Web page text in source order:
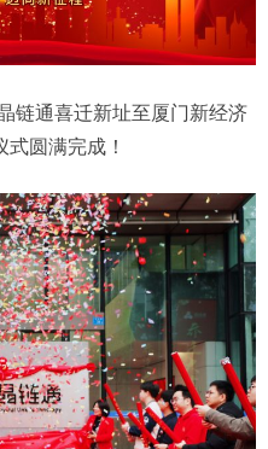
通喜迁新址至厦门新经济
圆满完成！